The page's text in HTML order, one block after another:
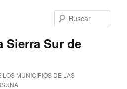
Sierra Sur de
LOS MUNICIPIOS DE LAS